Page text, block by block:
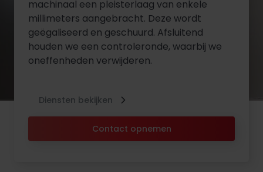
machinaal een pleisterlaag van enkele
millimeters aangebracht. Deze wordt
geëgaliseerd en geschuurd. Afsluitend
houden we een controleronde, waarbij we
oneffenheden verwijderen.
Contact opnemen
Diensten bekijken